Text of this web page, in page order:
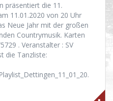
präsentiert die 11.
11.01.2020 von 20 Uhr
Neue Jahr mit der großen
Countrymusik. Karten
. Veranstalter : SV
die Tanzliste: